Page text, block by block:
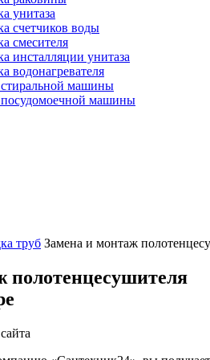
унитаза
счетчиков воды
смесителя
инсталляции унитаза
водонагревателя
машины
машины
труб Замена и монтаж
полотенцесушителя